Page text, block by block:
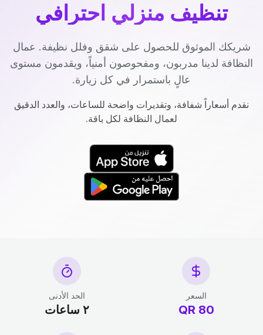
تنظيف منزلي احترافي
شريكك الموثوق للحصول على شقق وفلل نظيفة. عمال
النظافة لدينا مدربون، ومفحوصون أمنياً، ويقدمون مستوى
عالٍ باستمرار في كل زيارة.
نقدم أسعاراً شفافة، وتقديرات واضحة للساعات، والعدد الدقيق
لعمال النظافة لكل باقة.
السعر
80 QR
الحد الأدنى
٢ ساعات